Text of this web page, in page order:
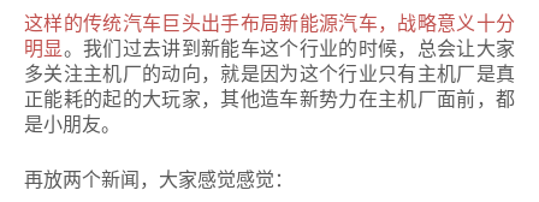
这样的传统汽车巨头出手布局新能源汽车，战略意义十分
明显。我们过去讲到新能车这个行业的时候，总会让大家
多关注主机厂的动向，就是因为这个行业只有主机厂是真
正能耗的起的大玩家，其他造车新势力在主机厂面前，都
是小朋友。
再放两个新闻，大家感觉感觉：